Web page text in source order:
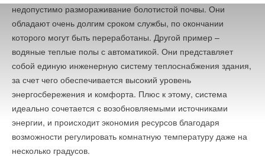
недопустимо размораживание болотистой почвы. Они
обладают очень долгим сроком службы, по окончании
которого могут быть переработаны. Другой пример –
водяные теплые полы с автоматикой. Они представляет
собой единую инженерную систему теплоснабжения здания,
за счет чего обеспечивается высокий уровень
энергосбережения и комфорта. Плюс к этому, система
идеально сочетается с возобновляемыми источниками
энергии, и происходит экономия ресурсов благодаря
возможности регулировать комнатную температуру даже на
несколько градусов.